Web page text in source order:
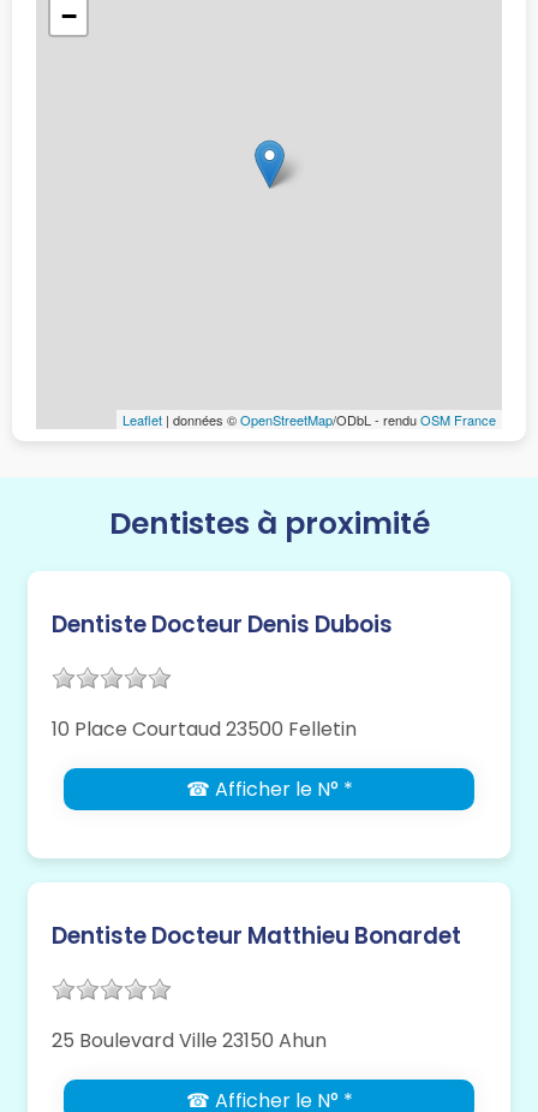
−
Leaflet | données ©OpenStreetMap/ODbL - renduOSM France
Dentistes à proximité
Dentiste Docteur Denis Dubois
10 Place Courtaud 23500 Felletin
☎ Afficher le N° *
Dentiste Docteur Matthieu Bonardet
25 Boulevard Ville 23150 Ahun
☎ Afficher le N° *